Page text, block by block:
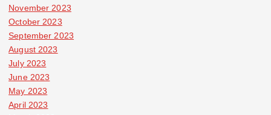
November 2023
October 2023
September 2023
August 2023
July 2023
June 2023
May 2023
April 2023